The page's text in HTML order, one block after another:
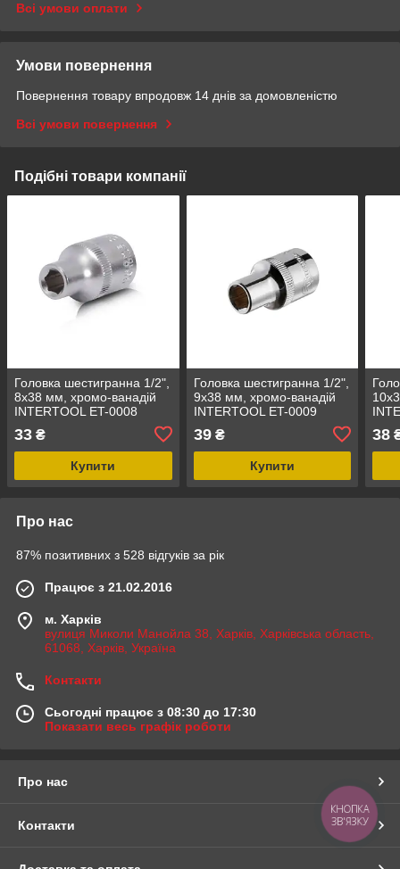
Всі умови оплати
Умови повернення
Повернення товару впродовж 14 днів за домовленістю
Всі умови повернення
Подібні товари компанії
Головка шестигранна 1/2",
8x38 мм, хромо-ванадій
INTERTOOL ET-0008
33 ₴
Купити
Головка шестигранна 1/2",
9x38 мм, хромо-ванадій
INTERTOOL ET-0009
39₴
Купити
38
Про нас
87% позитивних з 528 відгуків за рік
Працює з 21.02.2016
м. Харків
вулиця Миколи Манойла 38, Харків, Харківська область,
61068, Харків, Україна
Контакти
Сьогодні працює з 08:30 до 17:30
Показати весь графік роботи
Про нас
Контакти
КНОПКА
ЗВ'ЯЗКУ